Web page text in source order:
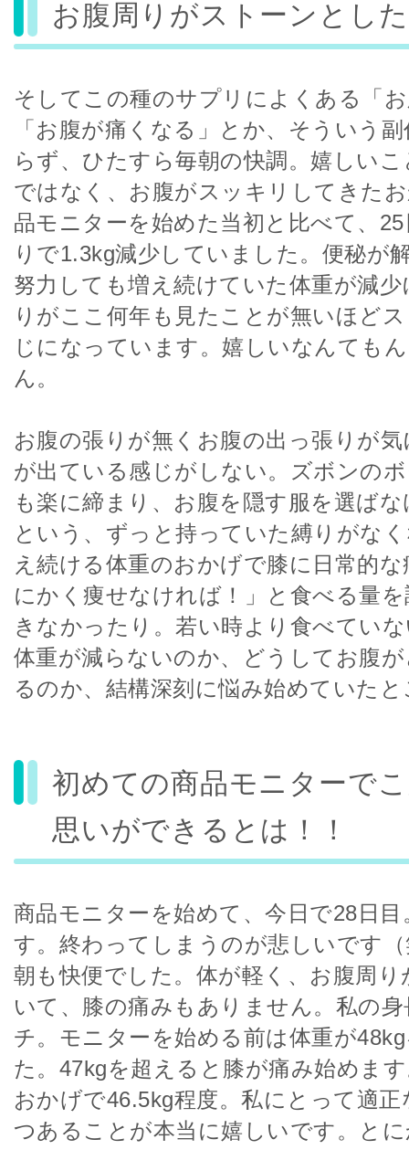
お腹周りがストーンとし
そしてこの種のサプリによくある「
「お腹が痛くなる」とか、そういう
らず、ひたすら毎朝の快調。嬉しい
ではなく、お腹がスッキリしてきた
品モニターを始めた当初と比べて、
りで1.3kg減少していました。便秘が
努力しても増え続けていた体重が減
りがここ何年も見たことが無いほど
じになっています。嬉しいなんても
ん。
お腹の張りが無くお腹の出っ張りが
が出ている感じがしない。ズボンの
も楽に締まり、お腹を隠す服を選ば
という、ずっと持っていた縛りがな
え続ける体重のおかげで膝に日常的
にかく痩せなければ！」と食べる量
きなかったり。若い時より食べてい
体重が減らないのか、どうしてお腹
るのか、結構深刻に悩み始めていた
初めての商品モニターで
思いができるとは！！
商品モニターを始めて、今日で28日
す。終わってしまうのが悲しいです
朝も快便でした。体が軽く、お腹周
いて、膝の痛みもありません。私の
チ。モニターを始める前は体重が
た。47kgを超えると膝が痛み始めま
おかげで46.5kg程度。私にとって適
つあることが本当に嬉しいです。と